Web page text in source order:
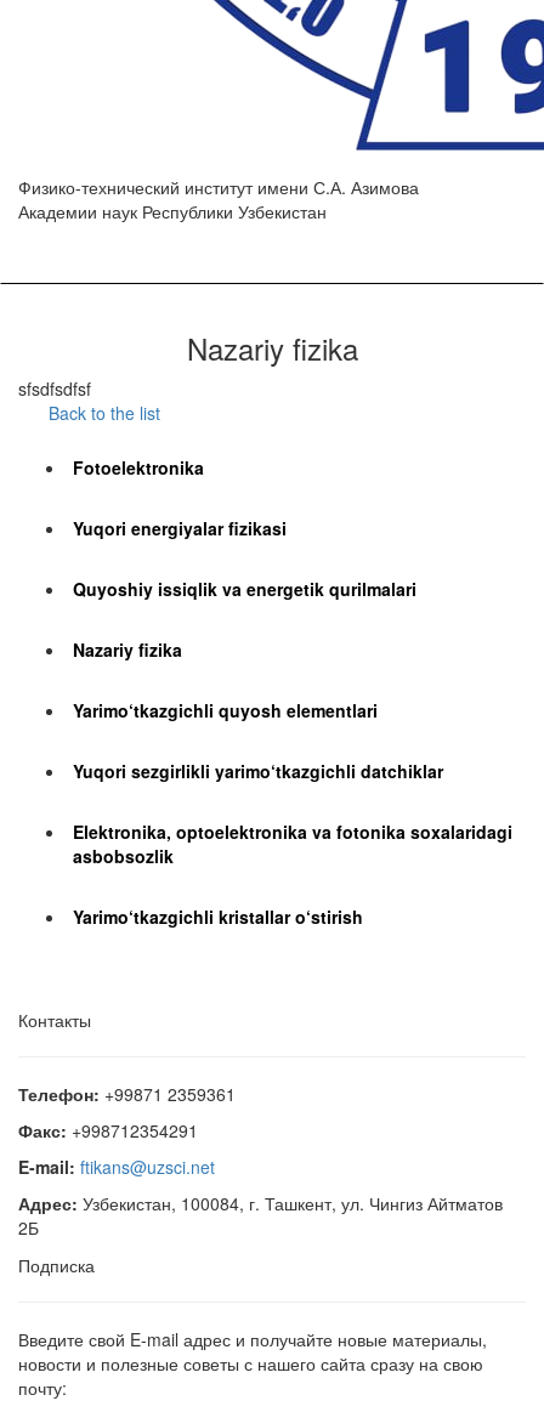
Физико-технический институт имени С.А. Азимова
Академии наук Республики Узбекистан
Nazariy fizika
sfsdfsdfsf
Back to the list
Fotoelektronika
Yuqori energiyalar fizikasi
Quyoshiy issiqlik va energetik qurilmalari
Nazariy fizika
Yarimo‘tkazgichli quyosh elementlari
Yuqori sezgirlikli yarimo‘tkazgichli datchiklar
Elektronika, optoelektronika va fotonika soxalaridagi
asbobsozlik
Yarimo‘tkazgichli kristallar o‘stirish
Контакты
Телефон: +99871 2359361
Факс: +998712354291
E-mail: ftikans@uzsci.net
Адрес: Узбекистан, 100084, г. Ташкент, ул. Чингиз Айтматов
2Б
Подписка
Введите свой E-mail адрес и получайте новые материалы,
новости и полезные советы с нашего сайта сразу на свою
почту: